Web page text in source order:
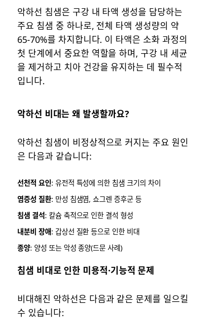
악하선 침샘은 구강 내 타액 생성을 담당하는
주요 침샘 중 하나로, 전체 타액 생성량의 약
65-70%를 차지합니다. 이 타액은 소화 과정의
첫 단계에서 중요한 역할을 하며, 구강 내 세균
을 제거하고 치아 건강을 유지하는 데 필수적
입니다.
악하선 비대는 왜 발생할까요?
악하선 침샘이 비정상적으로 커지는 주요 원인
은 다음과 같습니다:
선천적 요인: 유전적 특성에 의한 침샘 크기의 차이
염증성 질환: 만성 침샘염, 쇼그렌 증후군 등
침샘 결석: 칼슘 축적으로 인한 결석 형성
내분비 장애: 갑상선 질환 등으로 인한 비대
종양: 양성 또는 악성 종양(드문 사례)
침샘 비대로 인한 미용적·기능적 문제
비대해진 악하선은 다음과 같은 문제를 일으킬
수 있습니다: